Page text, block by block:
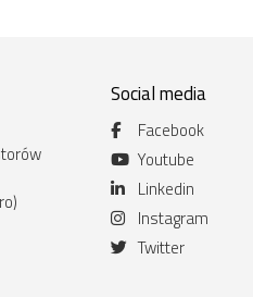
Social media
Facebook
Youtube
Linkedin
Instagram
Twitter